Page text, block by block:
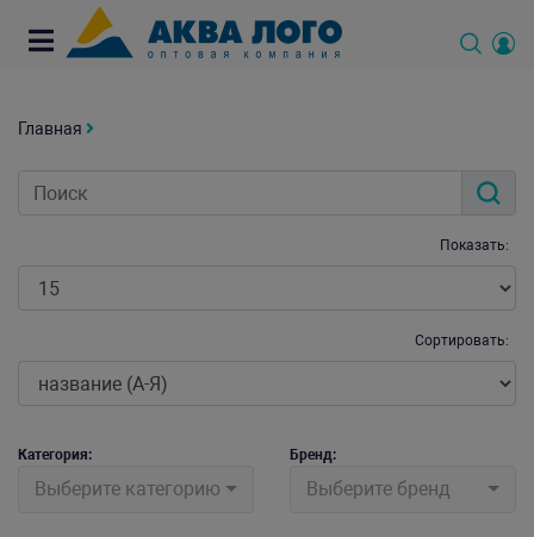
Главная
Показать:
Сортировать:
Категория:
Выберите категорию
Бренд:
Выберите бренд